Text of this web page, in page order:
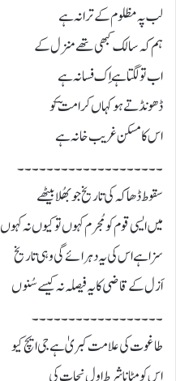
لب پہ مظلوم کے ترانہ ہے
ہم کہ سالک کبھی تھے منزل کے
اب تو لگتا ہے اِک فسانہ ہے
ڈھونڈتے ہو کہاں کرامتؔ کو
اس کا مسکن غریب خانہ ہے
۔۔۔۔۔۔۔۔۔۔۔۔۔۔۔۔۔۔۔۔
سقوط ڈھاکہ کی تاریخ جو بھُلا بیٹھے
میں ایسی قوم کو مُجرم کہوں تو کیوں نہ کہوں
سزا ہے اس کی یہ دہرائے گی وہی تاریخ
اَزل کے قاضی کا یہ فیصلہ نہ کیسے سُنوں
۔۔۔۔۔۔۔۔۔۔۔۔۔۔۔۔۔۔
طاغوت کی علامت کبریٰ ہے جی ایچ کیو